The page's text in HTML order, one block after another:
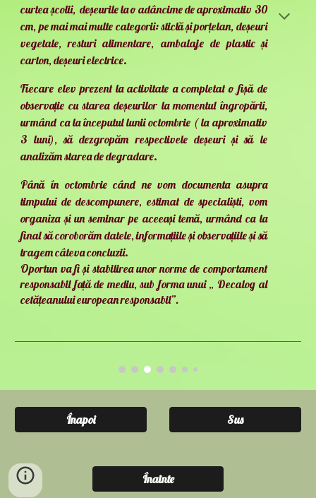
curtea școlii, deșeurile la o adâncime de aproximativ 30
cm, pe mai mai multe categorii: sticlă și porțelan, deșeuri
vegetale, resturi alimentare, ambalaje de plastic și
carton, deșeuri electrice.
Fiecare elev prezent la activitate a completat o fișă de
observație cu starea deșeurilor la momentul îngropării,
urmând ca la începutul lunii octombrie ( la aproximativ
3 luni), să dezgropăm respectivele deșeuri și să le
analizăm starea de degradare.
Până în octombrie când ne vom documenta asupra
timpului de descompunere, estimat de specialiști, vom
organiza și un seminar pe aceeași temă, urmând ca la
final să coroborăm datele, informațiile și observațiile și să
tragem câteva concluzii.
Oportun va fi și stabilirea unor norme de comportament
responsabil față de mediu, sub forma unui „ Decalog al
cetățeanului european responsabil”.
Înapoi Sus
Înainte